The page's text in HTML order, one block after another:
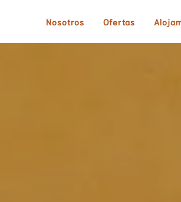
Nosotros Ofertas